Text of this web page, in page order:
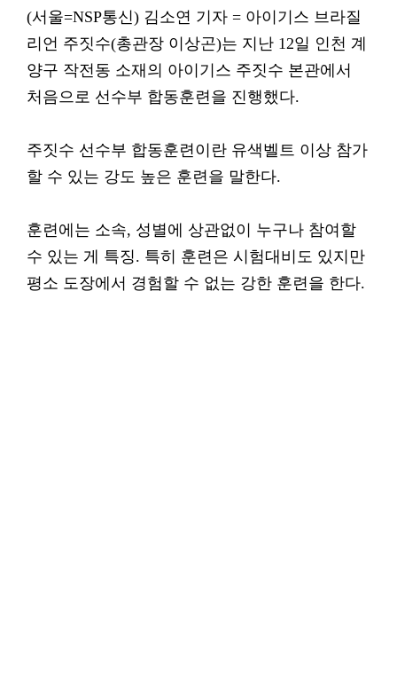
(서울=NSP통신) 김소연 기자 = 아이기스 브라질
리언 주짓수(총관장 이상곤)는 지난 12일 인천 계
양구 작전동 소재의 아이기스 주짓수 본관에서
처음으로 선수부 합동훈련을 진행했다.
주짓수 선수부 합동훈련이란 유색벨트 이상 참가
할 수 있는 강도 높은 훈련을 말한다.
훈련에는 소속, 성별에 상관없이 누구나 참여할
수 있는 게 특징. 특히 훈련은 시험대비도 있지만
평소 도장에서 경험할 수 없는 강한 훈련을 한다.